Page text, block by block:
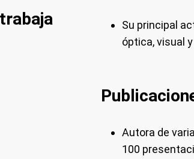
Su principal
óptica, visual
Autora de
100